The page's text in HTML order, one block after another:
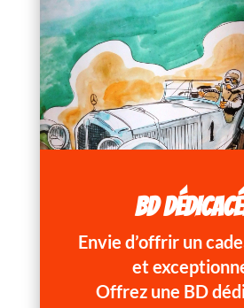
BD
Envie d’offrir un
et
Offrez une BD